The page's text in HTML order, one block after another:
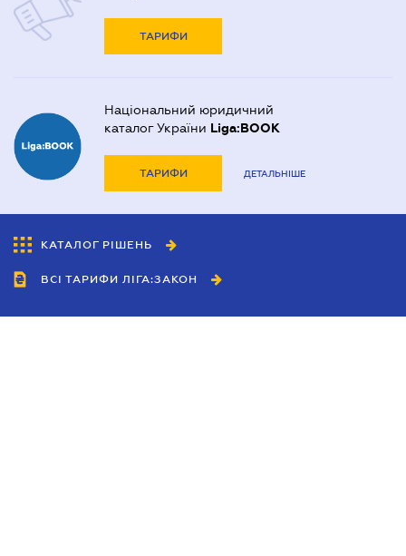
ТАРИФИ
Національний юридичний
каталог України Liga:BOOK
ТАРИФИ ДЕТАЛЬНІШЕ
КАТАЛОГ РІШЕНЬ
ВСІ ТАРИФИ ЛІГА:ЗАКОН